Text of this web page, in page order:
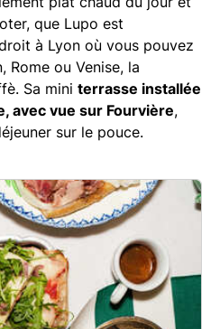
que Lupo est
à Lyon où vous pouvez
Rome ou Venise, la
Sa mini terrasse installée
avec vue sur Fourvière,
sur le pouce.